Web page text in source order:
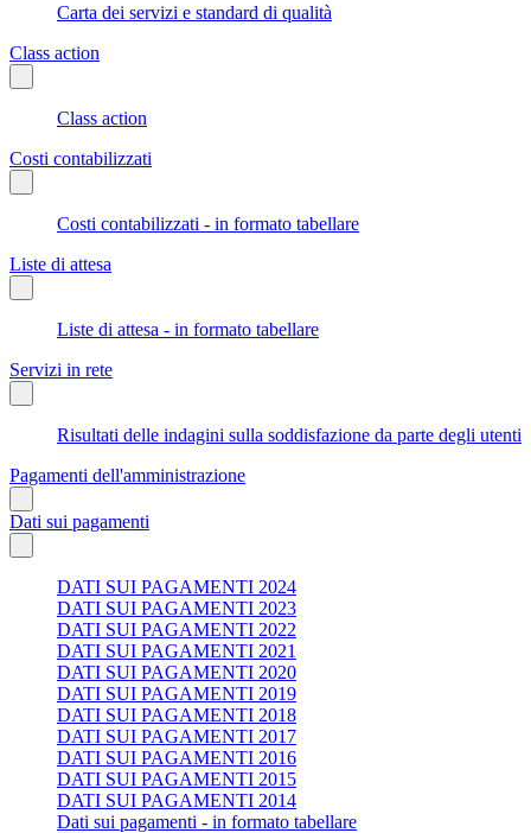
Carta dei servizi e standard di qualità
Class action
Class action
Costi contabilizzati
Costi contabilizzati - in formato tabellare
Liste di attesa
Liste di attesa - in formato tabellare
Servizi in rete
Risultati delle indagini sulla soddisfazione da parte degli utenti
Pagamenti dell'amministrazione
Dati sui pagamenti
DATI SUI PAGAMENTI 2024
DATI SUI PAGAMENTI 2023
DATI SUI PAGAMENTI 2022
DATI SUI PAGAMENTI 2021
DATI SUI PAGAMENTI 2020
DATI SUI PAGAMENTI 2019
DATI SUI PAGAMENTI 2018
DATI SUI PAGAMENTI 2017
DATI SUI PAGAMENTI 2016
DATI SUI PAGAMENTI 2015
DATI SUI PAGAMENTI 2014
Dati sui pagamenti - in formato tabellare